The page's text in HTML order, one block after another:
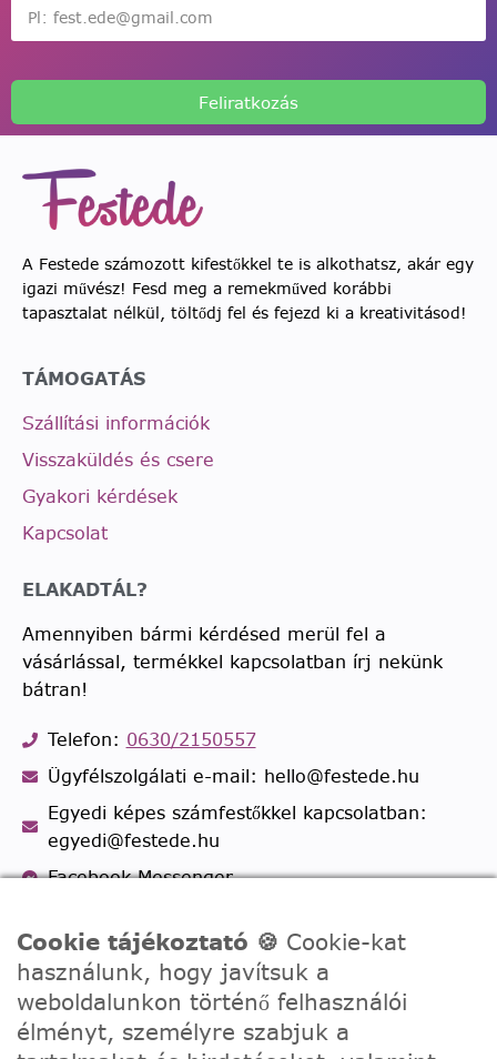
Feliratkozás
A Festede számozott kifestőkkel te is alkothatsz, akár egy
igazi művész! Fesd meg a remekműved korábbi
tapasztalat nélkül, töltődj fel és fejezd ki a kreativitásod!
TÁMOGATÁS
Szállítási információk
Visszaküldés és csere
Gyakori kérdések
Kapcsolat
ELAKADTÁL?
Amennyiben bármi kérdésed merül fel a
vásárlással, termékkel kapcsolatban írj nekünk
bátran!
Telefon: 0630/2150557
Ügyfélszolgálati e-mail: hello@festede.hu
Egyedi képes számfestőkkel kapcsolatban:
egyedi@festede.hu
Facebook Messenger
Cookie tájékoztató 🍪 Cookie-kat
használunk, hogy javítsuk a
weboldalunkon történő felhasználói
élményt, személyre szabjuk a